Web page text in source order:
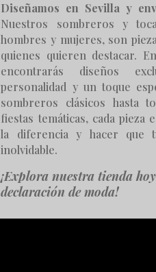
Diseñamos en Sevilla y
Nuestros sombreros y
hombres y mujeres, son
quienes quieren destacar.
encontrarás diseños
personalidad y un toque
sombreros clásicos hasta
fiestas temáticas, cada pieza
la diferencia y hacer que
inolvidable.
¡Explora nuestra tienda
declaración de moda!